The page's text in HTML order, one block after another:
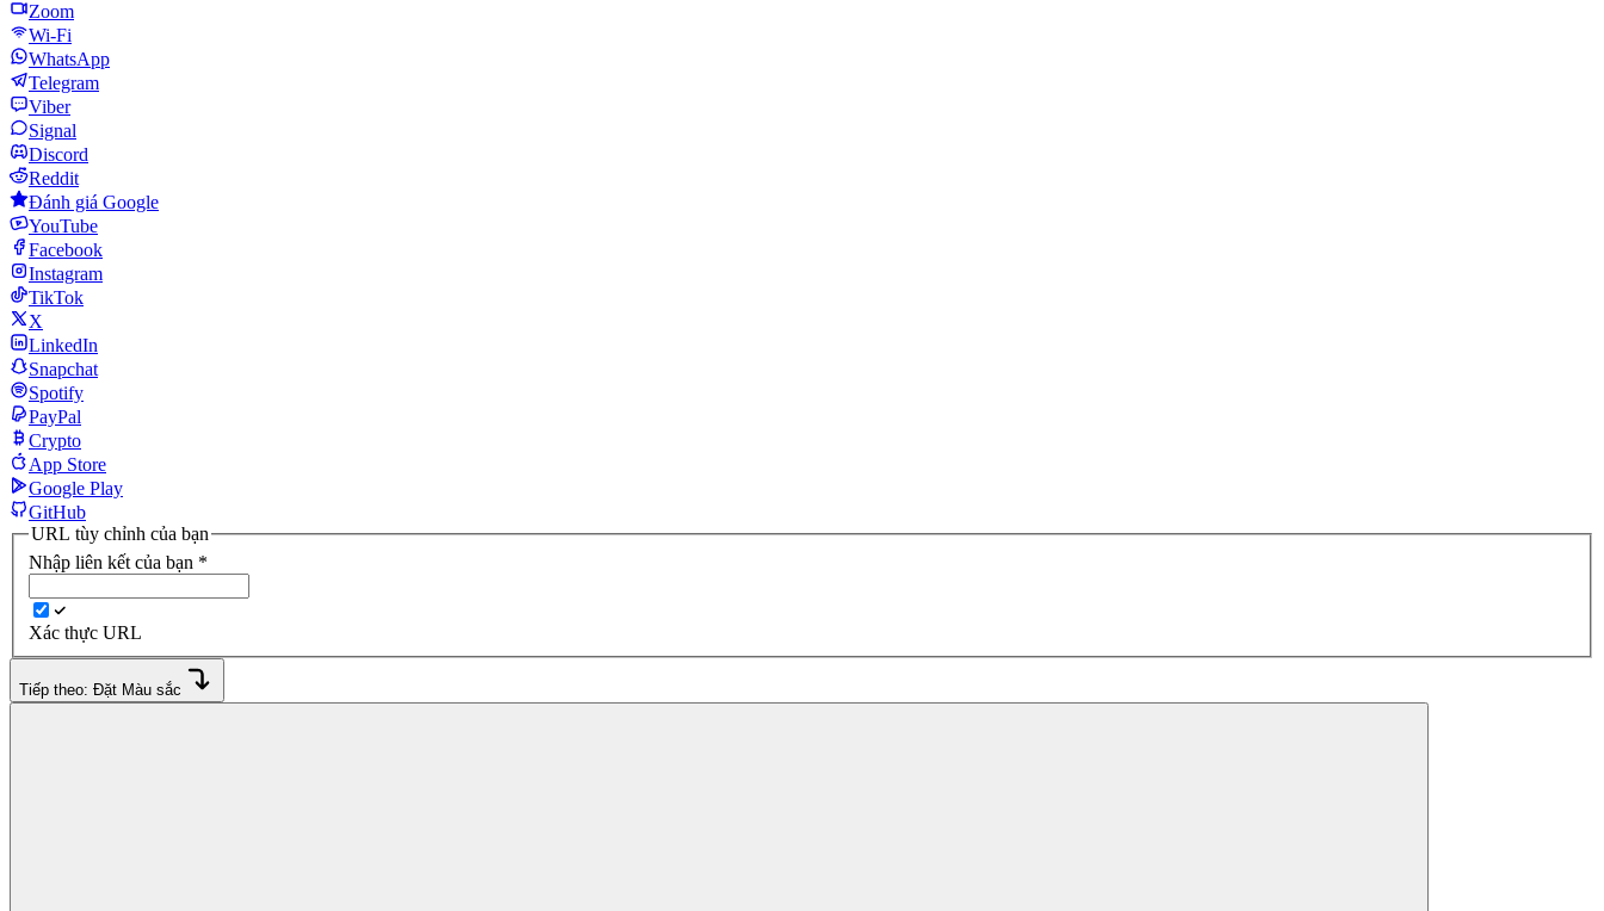
Zoom
Wi-Fi
WhatsApp
Telegram
Viber
Signal
Discord
Reddit
Đánh giá Google
YouTube
Facebook
Instagram
TikTok
X
LinkedIn
Snapchat
Spotify
PayPal
Crypto
App Store
Google Play
GitHub
URL tùy chỉnh của bạn
Nhập liên kết của bạn *
Xác thực URL
Tiếp theo: Đặt Màu sắc